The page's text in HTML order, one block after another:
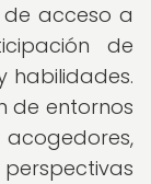
acceso a
de
habilidades.
de entornos